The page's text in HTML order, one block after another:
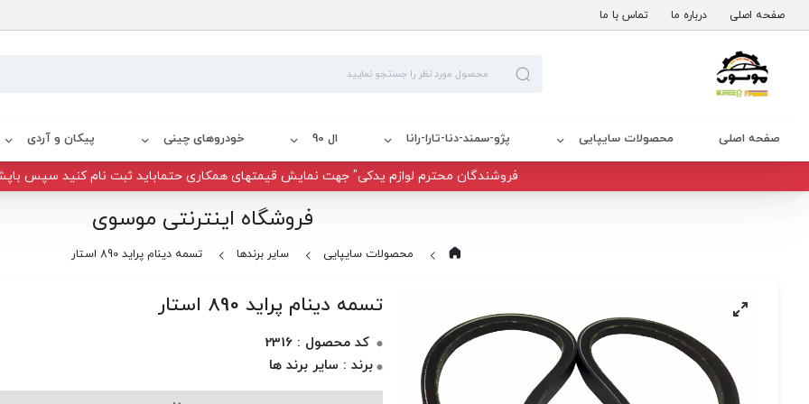
صفحه اصلی درباره ما تماس با ما
صفحه اصلی محصولات سایپایی پژو-سمند-دنا-تارا-رانا ال 90 خودروهای چینی پیکان و آردی
فروشندگان محترم لوازم یدکی" جهت نمایش قیمتهای همکاری حتماباید ثبت نام کنید سپس
فروشگاه اینترنتی موسوی
محصولات سایپایی سایر برندها تسمه دینام پراید 890 استار
تسمه دینام پراید 890 استار
کد محصول : 2316
برند : سایر برند ها